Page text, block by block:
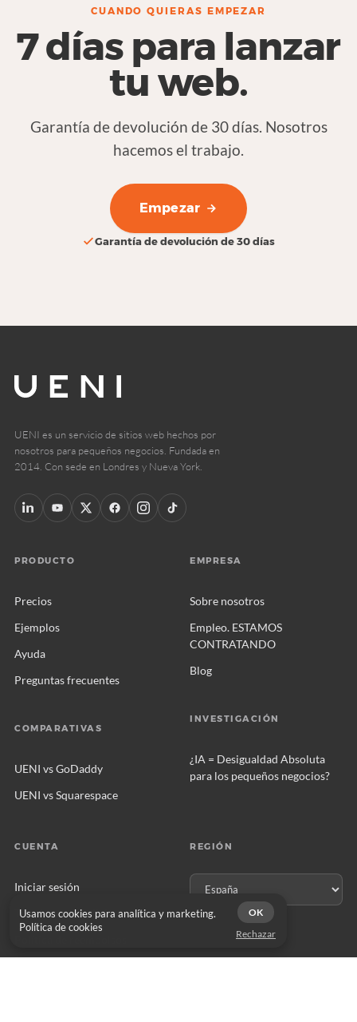
CUANDO QUIERAS EMPEZAR
7 días para lanzar
tu web.
Garantía de devolución de 30 días. Nosotros
hacemos el trabajo.
Empezar
Garantía de devolución de 30 días
UENI es un servicio de sitios web hechos por
nosotros para pequeños negocios. Fundada en
2014. Con sede en Londres y Nueva York.
PRODUCTO
Precios
Ejemplos
Ayuda
Preguntas frecuentes
COMPARATIVAS
UENI vs GoDaddy
UENI vs Squarespace
EMPRESA
Sobre nosotros
Empleo. ESTAMOS
CONTRATANDO
Blog
INVESTIGACIÓN
¿IA = Desigualdad Absoluta
para los pequeños negocios?
CUENTA
Iniciar sesión
Términos y condiciones
REGIÓN
Usamos cookies para analítica y marketing.
Política de cookies
Rechazar
OK